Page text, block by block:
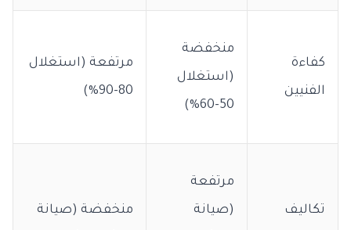
كفاءة
الفنيين
منخفضة
(استغلال
50-60%)
مرتفعة (استغلال
80-90%)
تكاليف
مرتفعة
(صيانة
منخفضة (صيانة